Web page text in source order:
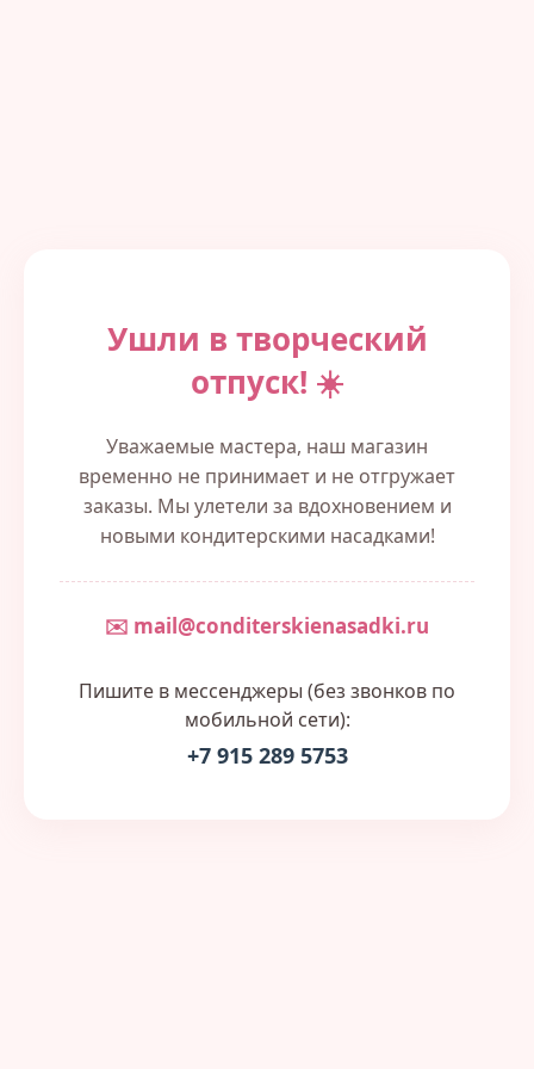
Ушли в творческий
отпуск! ☀️
Уважаемые мастера, наш магазин
временно не принимает и не отгружает
заказы. Мы улетели за вдохновением и
новыми кондитерскими насадками!
✉️ mail@conditerskienasadki.ru
Пишите в мессенджеры (без звонков по
мобильной сети):
+7 915 289 5753